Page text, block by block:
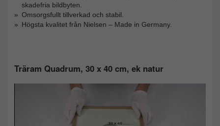
skadefria bildbyten.
Omsorgsfullt tillverkad och stabil.
Högsta kvalitet från Nielsen – Made in Germany.
Träram Quadrum, 30 x 40 cm, ek natur